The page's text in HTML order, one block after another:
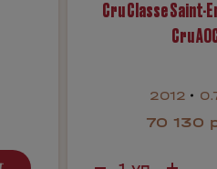
Cru Classe Saint-
Cru
2012
70 130